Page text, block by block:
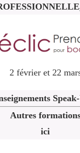
2 février et 22
Autres
ici